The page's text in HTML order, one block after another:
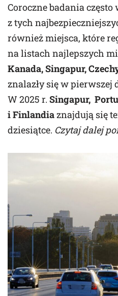
Coroczne badania
z tych
również miejsca, które
na listach najlepszych
Kanada, Singapur,
znalazły się w pierwszej
W 2025 r. Singapur,
i Finlandiaznajdują się
dziesiątce. Czytaj dalej